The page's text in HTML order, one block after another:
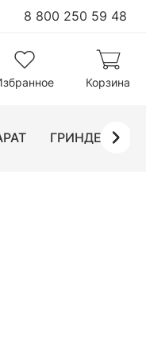
8 800 250 59 48
Корзина
ГРИНДЕР